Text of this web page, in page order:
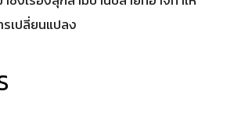
เปลี่ยนแปลง